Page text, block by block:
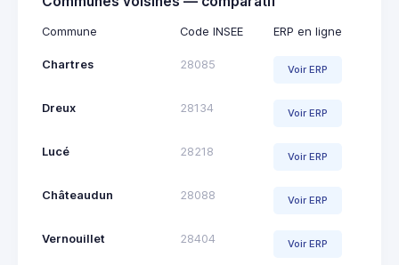
Commune Code INSEE ERP en ligne
Chartres 28085 Voir ERP
Dreux 28134 Voir ERP
Lucé 28218 Voir ERP
Châteaudun 28088 Voir ERP
Vernouillet 28404 Voir ERP